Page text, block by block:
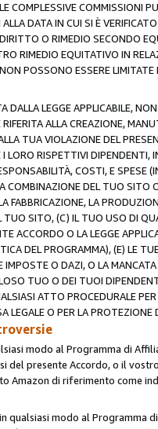
COMPLESSIVE COMMISSIONI
DATA IN CUI SI È
O RIMEDIO SECONDO
RIMEDIO EQUITATIVO IN
POSSONO ESSERE LIMITATE
DALLA LEGGE APPLICABILE,
ALLA CREAZIONE,
TUA VIOLAZIONE DEL
I LORO RISPETTIVI
COSTI, E SPESE
COMBINAZIONE DEL TUO SITO
FABBRICAZIONE, LA
TUO SITO, (C) IL TUO USO DI
ACCORDO O LA LEGGE
DEL PROGRAMMA), (E) LE
O DAZI, O LA
TUO O DEI TUOI
ATTO PROCEDURALE
LEGALE O PER LA
modo al Programma di
del presente Accordo, o il
Amazon di riferimento come
qualsiasi modo al